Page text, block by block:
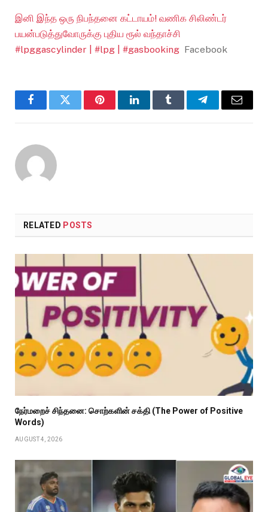
இனி இந்த ஒரு நிபந்தனை கட்டாயம்! வணிக சிலிண்டர்
பயன்படுத்துவோருக்கு புதிய ரூல் வந்தாச்சி
#lpggascylinder | #lpg | #gasbooking Facebook
FacebookTwitter PinterestLinkedInTumblr TelegramEmail
RELATED POSTS
நேர்மறைச் சிந்தனை: சொற்களின் சக்தி (The Power of Positive
Words)
AUGUST 4, 2026